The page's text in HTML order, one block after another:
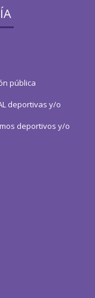
pública
deportivas y/o
deportivos y/o